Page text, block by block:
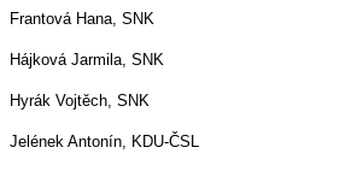
Frantová Hana, SNK
Hájková Jarmila, SNK
Hyrák Vojtěch, SNK
Jelének Antonín, KDU-ČSL